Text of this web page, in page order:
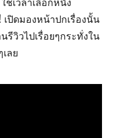
เวลาเลือกหนัง
ปิดมองหน้าปกเรื่องนั้น
รีวิวไปเรื่อยๆกระทั่งใน
ลย